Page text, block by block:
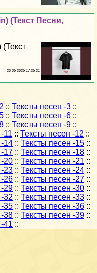
(Текст Песни,
20 06 2026 17:26:21
:: Тексты песен -3 ::
:: Тексты песен -6 ::
:: Тексты песен -9 ::
11 :: Тексты песен -12 ::
-14 :: Тексты песен -15 ::
-17 :: Тексты песен -18 ::
-20 :: Тексты песен -21 ::
-23 :: Тексты песен -24 ::
-26 :: Тексты песен -27 ::
-29 :: Тексты песен -30 ::
32 :: Тексты песен -33 ::
-35 :: Тексты песен -36 ::
-38 :: Тексты песен -39 ::
41 ::